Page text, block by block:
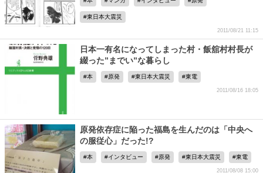
東日本大震災
2011/08/21 11:15
日本一有名になってしまった村・飯舘村村長が
綴った”までい”な暮らし
本 原発 東日本大震災 東電
2011/08/16 18:05
原発依存症に陥った福島を生んだのは「中央へ
の服従心」だった!?
本 インタビュー 原発 東日本大震災 東電
2011/08/08 15:00